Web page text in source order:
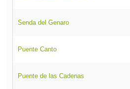
Senda del Genaro
Puente Canto
Puente de las Cadenas